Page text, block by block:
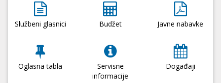
Službeni glasnici Budžet Javne nabavke
Oglasna tabla
Servisne
informacije
Događaji